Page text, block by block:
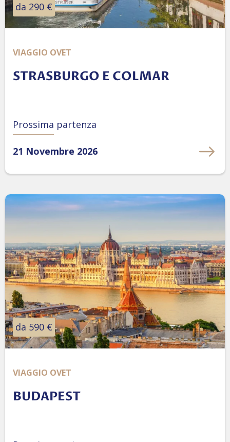
da 290 €
VIAGGIO OVET
STRASBURGO E COLMAR
Prossima partenza
21 Novembre 2026
da 590 €
VIAGGIO OVET
BUDAPEST